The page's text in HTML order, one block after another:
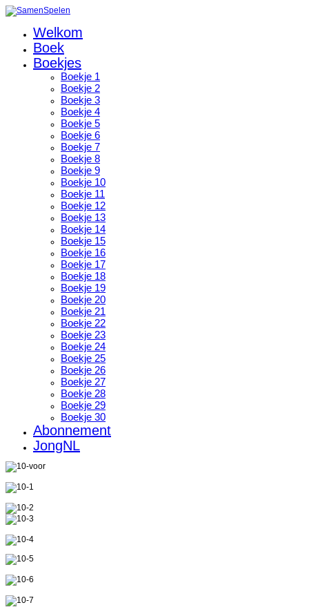
Welkom
Boek
Boekjes
Boekje 1
Boekje 2
Boekje 3
Boekje 4
Boekje 5
Boekje 6
Boekje 7
Boekje 8
Boekje 9
Boekje 10
Boekje 11
Boekje 12
Boekje 13
Boekje 14
Boekje 15
Boekje 16
Boekje 17
Boekje 18
Boekje 19
Boekje 20
Boekje 21
Boekje 22
Boekje 23
Boekje 24
Boekje 25
Boekje 26
Boekje 27
Boekje 28
Boekje 29
Boekje 30
Abonnement
JongNL